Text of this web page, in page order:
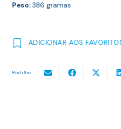
Peso:386 gramas
ADICIONAR AOS
Partilhe: